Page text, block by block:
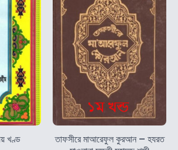
খণ্ড
তাফসীরে মাআরেফুল কুরআন – হযরত